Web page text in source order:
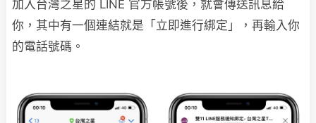
加入台灣之星的 LINE 官方帳號後，就會傳送訊息給
你，其中有一個連結就是「立即進行綁定」，再輸入你
的電話號碼。